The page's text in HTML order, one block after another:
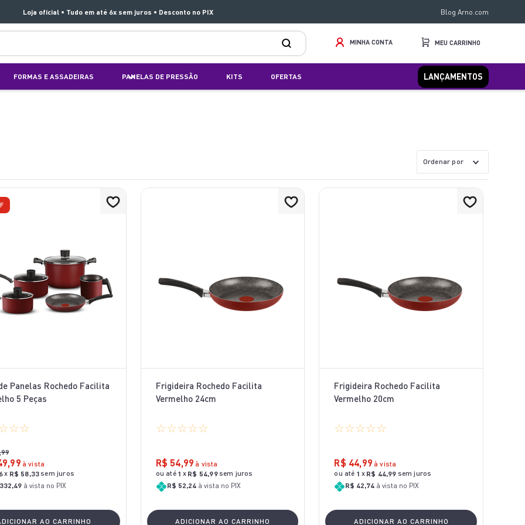
Loja oficial • Tudo em até 6x sem juros • Desconto no PIX Blog Arno.com
MINHA CONTA
FORMAS E ASSADEIRAS PANELAS DE PRESSÃO KITS OFERTAS LANÇAMENTOS
Ordenar por
Panelas Rochedo Facilita
5 Peças
☆☆
,99
,99 à vista
x R$ 58,33sem juros
à vista no PIX
AO CARRINHO
Frigideira Rochedo Facilita
Vermelho 24cm
☆☆☆☆☆
R$ 54,99 à vista
ou até 1 x R$ 54,99sem juros
R$ 52,24 à vista no PIX
ADICIONAR AO CARRINHO
Frigideira Rochedo Facilita
Vermelho 20cm
☆☆☆☆☆
R$ 44,99 à vista
ou até 1 x R$ 44,99 sem juros
R$ 42,74 à vista no PIX
ADICIONAR AO CARRINHO
6º
jogo panelas rochedo stone pro
vaporizador pure pop
10º aspirador x-force 9 60